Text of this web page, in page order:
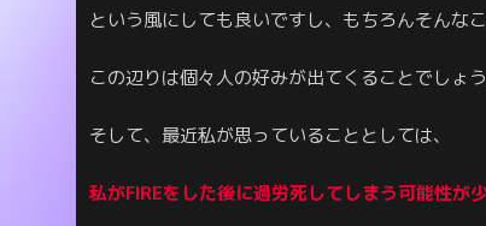
という風にしても良いですし、もちろんそんな
この辺りは個々人の好みが出てくることでしょう
そして、最近私が思っていることとしては、
私がFIREをした後に過労死してしまう可能性が